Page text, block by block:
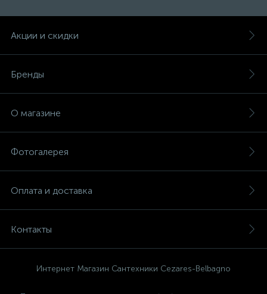
Акции и скидки
Бренды
О магазине
Фотогалерея
Оплата и доставка
Контакты
Интернет Магазин Сантехники Cezares-Belbagno